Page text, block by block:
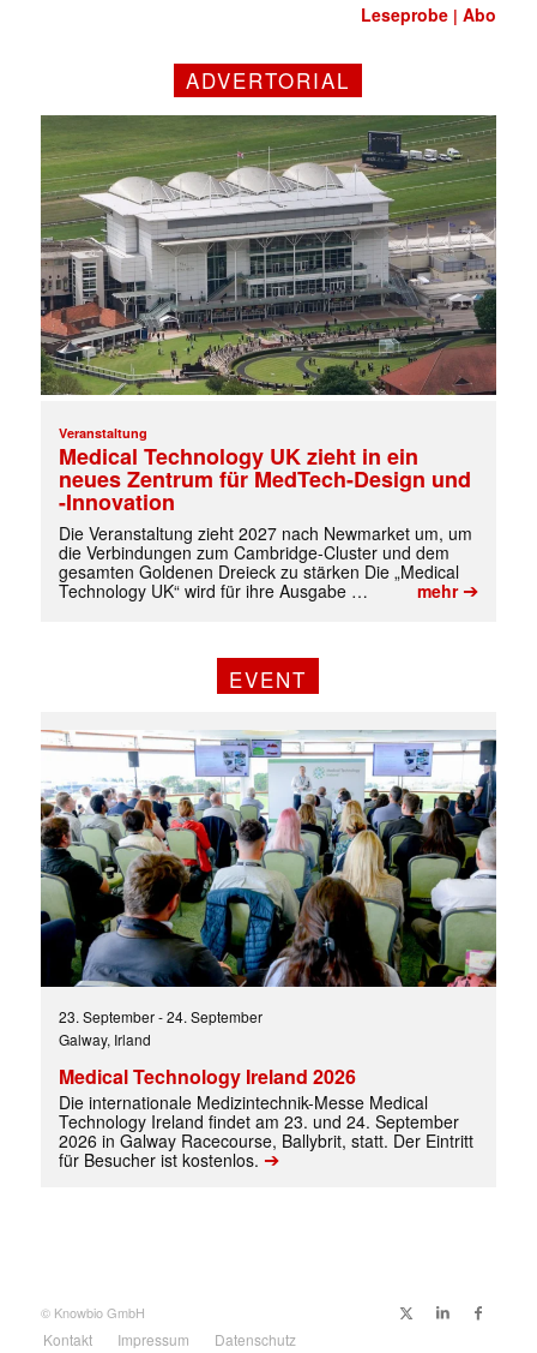
Mit dem |transkript-Newsletter
jede Woche aktuell informiert.
✕
Leseprobe |Abo
ADVERTORIAL
Veranstaltung
Medical Technology UK zieht in ein
neues Zentrum für MedTech-Design und
-Innovation
Die Veranstaltung zieht 2027 nach Newmarket um, um
die Verbindungen zum Cambridge-Cluster und dem
gesamten Goldenen Dreieck zu stärken Die „Medical
Technology UK“ wird für ihre Ausgabe …
mehr➔
EVENT
23. September-24. September
Galway, Irland
Medical Technology Ireland 2026
Die internationale Medizintechnik-Messe Medical
Technology Ireland findet am 23. und 24. September
2026 in Galway Racecourse, Ballybrit, statt. Der Eintritt
für Besucher ist kostenlos. ➔
© Knowbio GmbH
Kontakt Impressum Datenschutz